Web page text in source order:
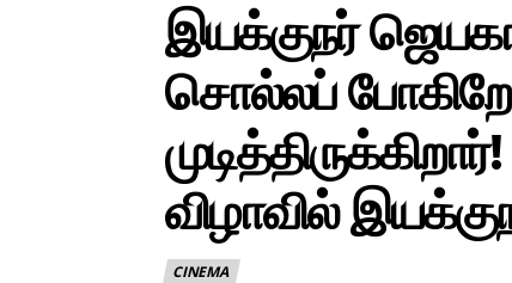
இயக்குநர்
சொல்லப்
விழாவில்
CINEMA